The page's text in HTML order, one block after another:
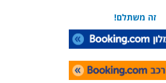
זה משתלם!